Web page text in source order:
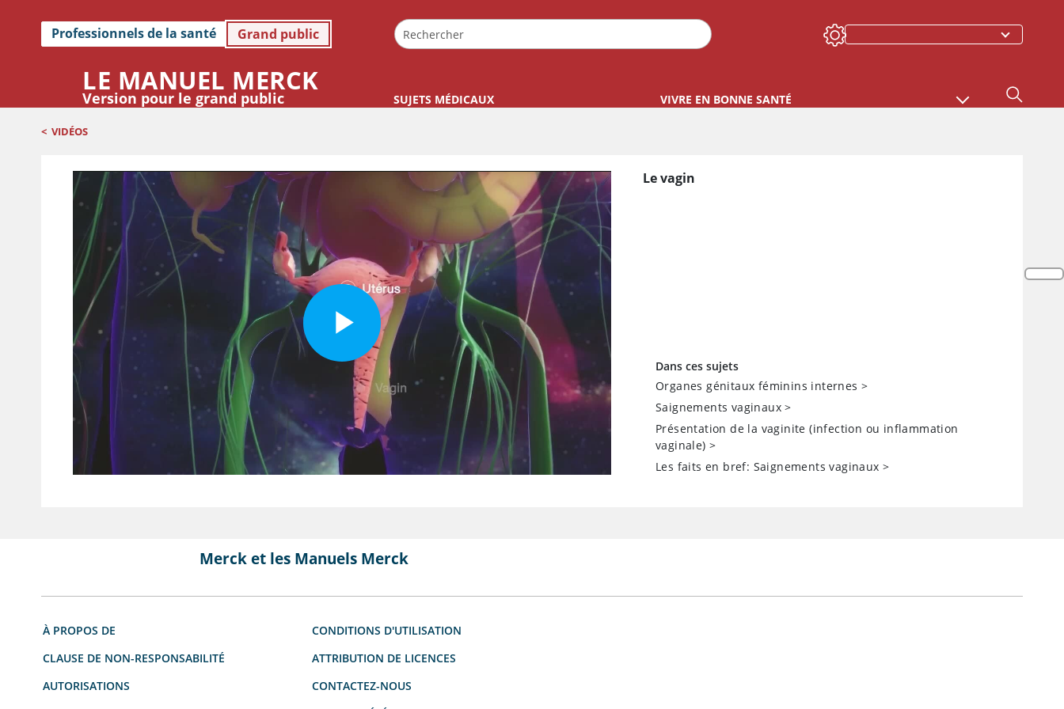
Professionnels de la santé Grand public
LE MANUEL MERCK
Version pour le grand public SUJETS MÉDICAUX VIVRE EN BONNE SANTÉ
< VIDÉOS
Le vagin
Dans ces sujets
Organes génitaux féminins internes >
Saignements vaginaux >
Présentation de la vaginite (infection ou inflammation
vaginale) >
Les faits en bref: Saignements vaginaux >
Merck et les Manuels Merck
À PROPOS DE
CLAUSE DE NON-RESPONSABILITÉ
AUTORISATIONS
CONDITIONS D'UTILISATION
ATTRIBUTION DE LICENCES
CONTACTEZ-NOUS